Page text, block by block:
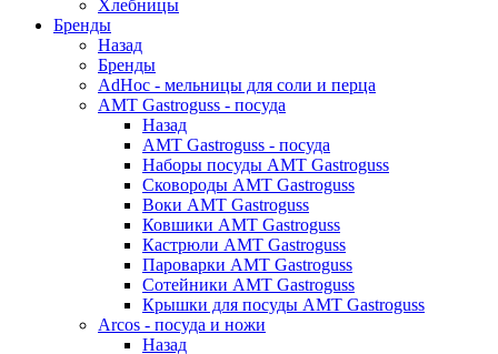
Хлебницы
Бренды
Назад
Бренды
AdHoc - мельницы для соли и перца
AMT Gastroguss - посуда
Назад
AMT Gastroguss - посуда
Наборы посуды AMT Gastroguss
Сковороды AMT Gastroguss
Воки AMT Gastroguss
Ковшики AMT Gastroguss
Кастрюли AMT Gastroguss
Пароварки AMT Gastroguss
Сотейники AMT Gastroguss
Крышки для посуды AMT Gastroguss
Arcos - посуда и ножи
Назад